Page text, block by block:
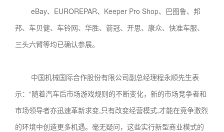
eBay、EUROREPAR、Keeper Pro Shop、巴图鲁、邦
邦、车贝健、车铃网、华胜、箭冠、开思、康众、快准车服、
三头六臂等均已确认参展。
中国机械国际合作股份有限公司副总经理程永顺先生表
示：“随着汽车后市场游戏规则的不断变化，新的市场竞争者和
市场领导者亦迅速革新求变,只有改变经营模式,才能在竞争激烈
的环境中创造更多机遇。毫无疑问，这些实行新型商业模式的